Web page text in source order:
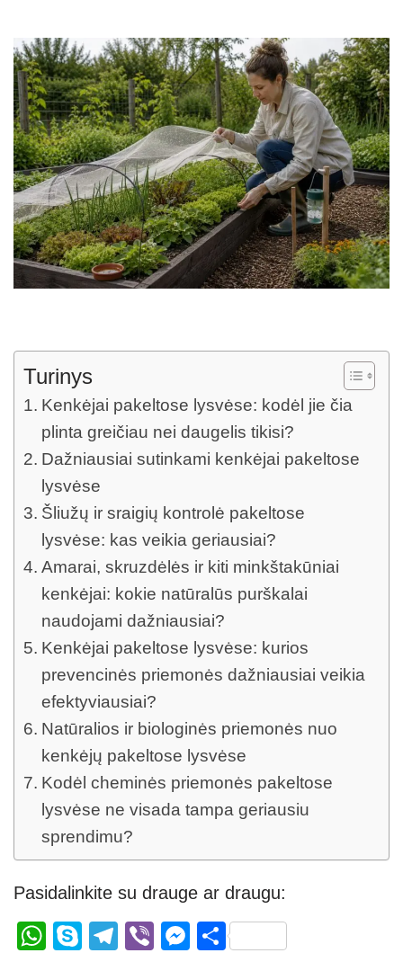
Turinys
Kenkėjai pakeltose lysvėse: kodėl jie čia
plinta greičiau nei daugelis tikisi?
Dažniausiai sutinkami kenkėjai pakeltose
lysvėse
Šliužų ir sraigių kontrolė pakeltose
lysvėse: kas veikia geriausiai?
Amarai, skruzdėlės ir kiti minkštakūniai
kenkėjai: kokie natūralūs purškalai
naudojami dažniausiai?
Kenkėjai pakeltose lysvėse: kurios
prevencinės priemonės dažniausiai veikia
efektyviausiai?
Natūralios ir biologinės priemonės nuo
kenkėjų pakeltose lysvėse
Kodėl cheminės priemonės pakeltose
lysvėse ne visada tampa geriausiu
sprendimu?
Pasidalinkite su drauge ar draugu:
W
S
T
Vi
M S